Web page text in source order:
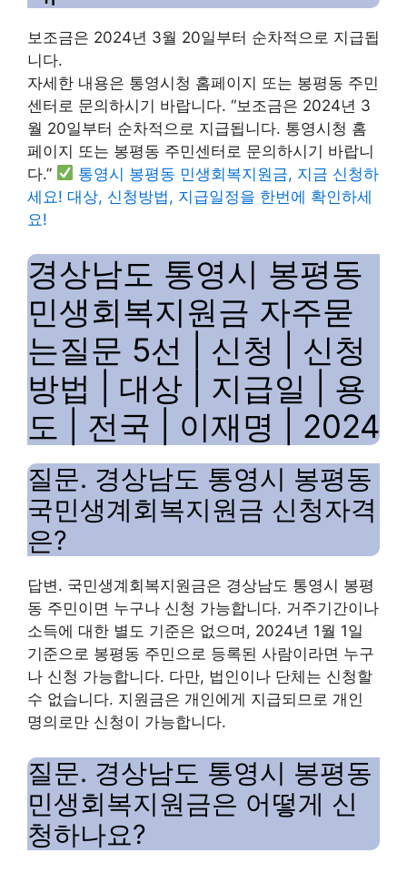
보조금은 2024년 3월 20일부터 순차적으로 지급됩
니다.
자세한 내용은 통영시청 홈페이지 또는 봉평동 주민
센터로 문의하시기 바랍니다. “보조금은 2024년 3
월 20일부터 순차적으로 지급됩니다. 통영시청 홈
페이지 또는 봉평동 주민센터로 문의하시기 바랍니
다.”
통영시 봉평동 민생회복지원금, 지금 신청하
세요! 대상, 신청방법, 지급일정을 한번에 확인하세
요!
경상남도 통영시 봉평동
민생회복지원금 자주묻
는질문 5선 | 신청 | 신청
방법 | 대상 | 지급일 | 용
도 | 전국 | 이재명 | 2024
질문. 경상남도 통영시 봉평동
국민생계회복지원금 신청자격
은?
답변. 국민생계회복지원금은 경상남도 통영시 봉평
동 주민이면 누구나 신청 가능합니다. 거주기간이나
소득에 대한 별도 기준은 없으며, 2024년 1월 1일
기준으로 봉평동 주민으로 등록된 사람이라면 누구
나 신청 가능합니다. 다만, 법인이나 단체는 신청할
수 없습니다. 지원금은 개인에게 지급되므로 개인
명의로만 신청이 가능합니다.
질문. 경상남도 통영시 봉평동
민생회복지원금은 어떻게 신
청하나요?